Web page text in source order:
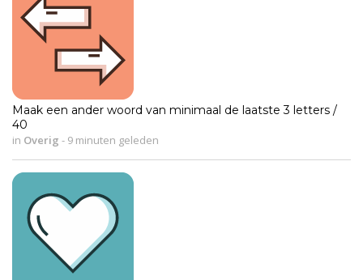
Maak een ander woord van minimaal de laatste 3 letters /
40
in Overig - 9 minuten geleden